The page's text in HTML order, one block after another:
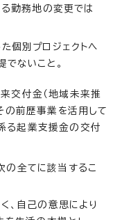
る勤務地の変更では
個別プロジェクトへ
でないこと。
交付金（地域未来推
の前歴事業を活用して
る起業支援金の交付
の全てに該当するこ
、自己の意思により